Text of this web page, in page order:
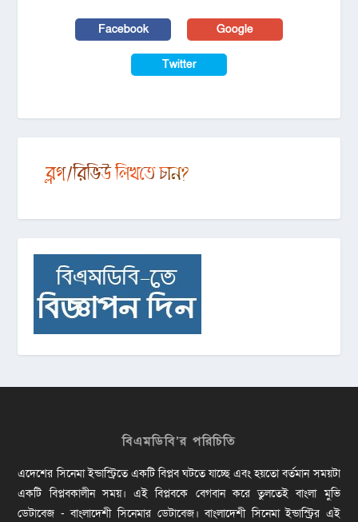
Facebook Google
Twitter
বিএমডিবি’র পরিচিতি
এদেশের সিনেমা ইন্ডাস্ট্রিতে একটি বিপ্লব ঘটতে যাচ্ছে এবং হয়তো বর্তমান সময়টা
একটি বিপ্লবকালীন সময়। এই বিপ্লবকে বেগবান করে তুলতেই বাংলা মুভি
ডেটাবেজ - বাংলাদেশী সিনেমার ডেটাবেজ। বাংলাদেশী সিনেমা ইন্ডাস্ট্রির এই